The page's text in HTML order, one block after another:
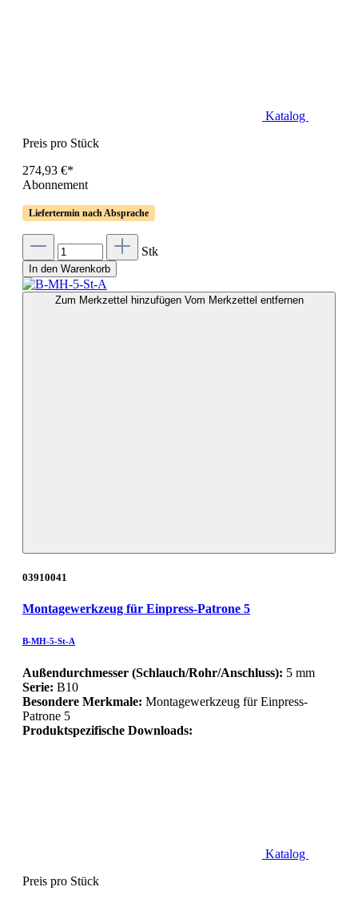
Katalog
Preis pro Stück
274,93 €*
Abonnement
Liefertermin nach Absprache
Stk
In den Warenkorb
Zum Merkzettel hinzufügen Vom Merkzettel entfernen
03910041
Montagewerkzeug für Einpress-Patrone 5
B-MH-5-St-A
Außendurchmesser (Schlauch/Rohr/Anschluss): 5 mm
Serie: B10
Besondere Merkmale: Montagewerkzeug für Einpress-
Patrone 5
Produktspezifische Downloads:
Katalog
Preis pro Stück